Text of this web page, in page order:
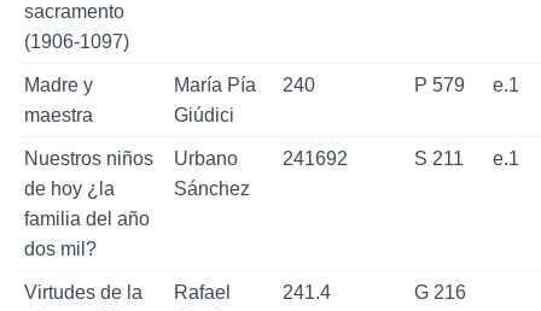
sacramento
(1906-1097)
Madre y
maestra
María Pía
Giúdici
240 P 579 e.1
Nuestros niños
de hoy ¿la
familia del año
dos mil?
Urbano
Sánchez
241692 S 211 e.1
Virtudes de la
Rafael
241.4 G 216